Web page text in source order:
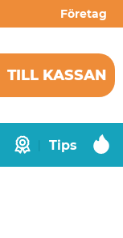
Företag
TILL KASSAN
Tips